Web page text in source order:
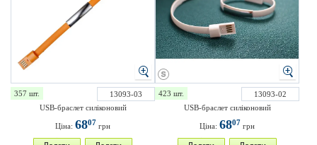
357 шт.
13093-03
USB-браслет силіконовий
Ціна: 6807 грн
423 шт.
13093-02
USB-браслет силіконовий
Ціна: 6807 грн